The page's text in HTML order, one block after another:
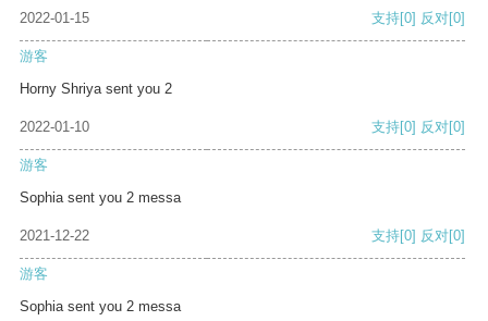
2022-01-15 支持[0] 反对[0]
游客
Horny Shriya sent you 2
2022-01-10 支持[0] 反对[0]
游客
Sophia sent you 2 messa
2021-12-22 支持[0] 反对[0]
游客
Sophia sent you 2 messa